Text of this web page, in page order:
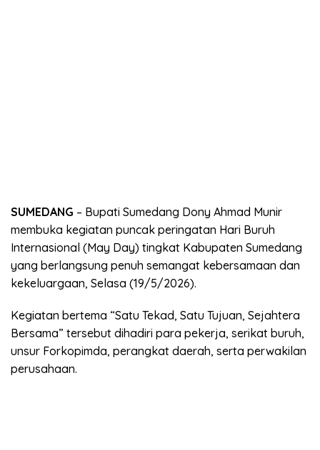
SUMEDANG – Bupati Sumedang Dony Ahmad Munir
membuka kegiatan puncak peringatan Hari Buruh
Internasional (May Day) tingkat Kabupaten Sumedang
yang berlangsung penuh semangat kebersamaan dan
kekeluargaan, Selasa (19/5/2026).
Kegiatan bertema “Satu Tekad, Satu Tujuan, Sejahtera
Bersama” tersebut dihadiri para pekerja, serikat buruh,
unsur Forkopimda, perangkat daerah, serta perwakilan
perusahaan.